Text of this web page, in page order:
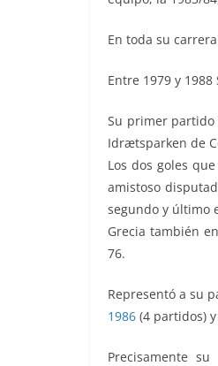
En toda su
Entre 1979 y
Su primer partido
Idrætsparken de
Los dos goles
amistoso
segundo y último
Grecia también
76.
Representó a su
1986 (4 partidos)
Precisamente